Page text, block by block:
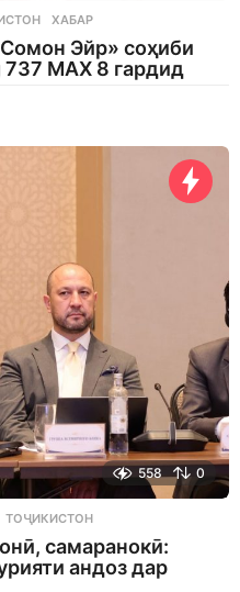
,ХАБАР
Эйр» соҳиби
MAX 8 гардид
558 0
,ТОҶИКИСТОН
самаранокӣ:
андоз дар